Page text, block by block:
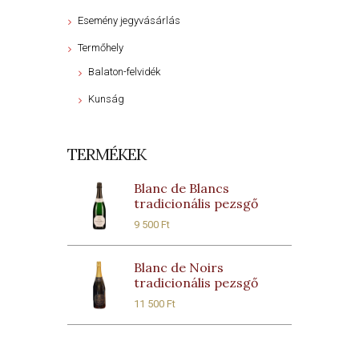
Esemény jegyvásárlás
Termőhely
Balaton-felvidék
Kunság
TERMÉKEK
Blanc de Blancs
tradicionális pezsgő
9 500Ft
Blanc de Noirs
tradicionális pezsgő
11 500Ft